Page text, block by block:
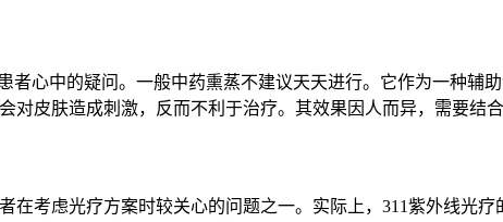
心中的疑问。一般中药熏蒸不建议天天进行。它作为一种辅
皮肤造成刺激，反而不利于治疗。其效果因人而异，需要结
考虑光疗方案时较关心的问题之一。实际上，311紫外线光